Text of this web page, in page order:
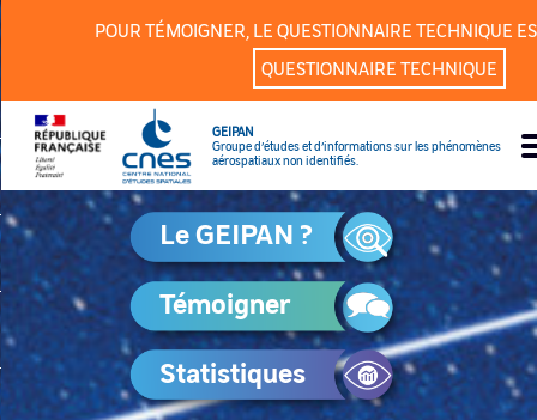
Panneau de gestion des cookies
POUR TÉMOIGNER, LE QUESTIONNAIRE TECHNIQUE
QUESTIONNAIRE TECHNIQUE
GEIPAN
Groupe d’études et d’informations sur les phénomènes
aérospatiaux non identifiés.
Le GEIPAN ?
Témoigner
Statistiques